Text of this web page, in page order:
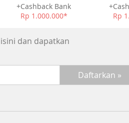
+Cashback Bank
Rp 1.000.000*
Rp
dan dapatkan